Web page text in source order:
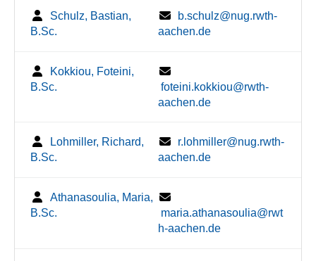
Schulz, Bastian,
B.Sc.
b.schulz@nug.rwth-
aachen.de
Kokkiou, Foteini,
B.Sc.
foteini.kokkiou@rwth-
aachen.de
Lohmiller, Richard,
B.Sc.
r.lohmiller@nug.rwth-
aachen.de
Athanasoulia, Maria,
B.Sc.
maria.athanasoulia@rwt
h-aachen.de